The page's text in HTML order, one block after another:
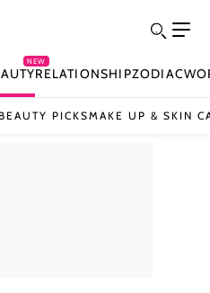
NEW
RELATIONSHIPZODIAC
BEAUTY PICKSMAKE UP & SKIN